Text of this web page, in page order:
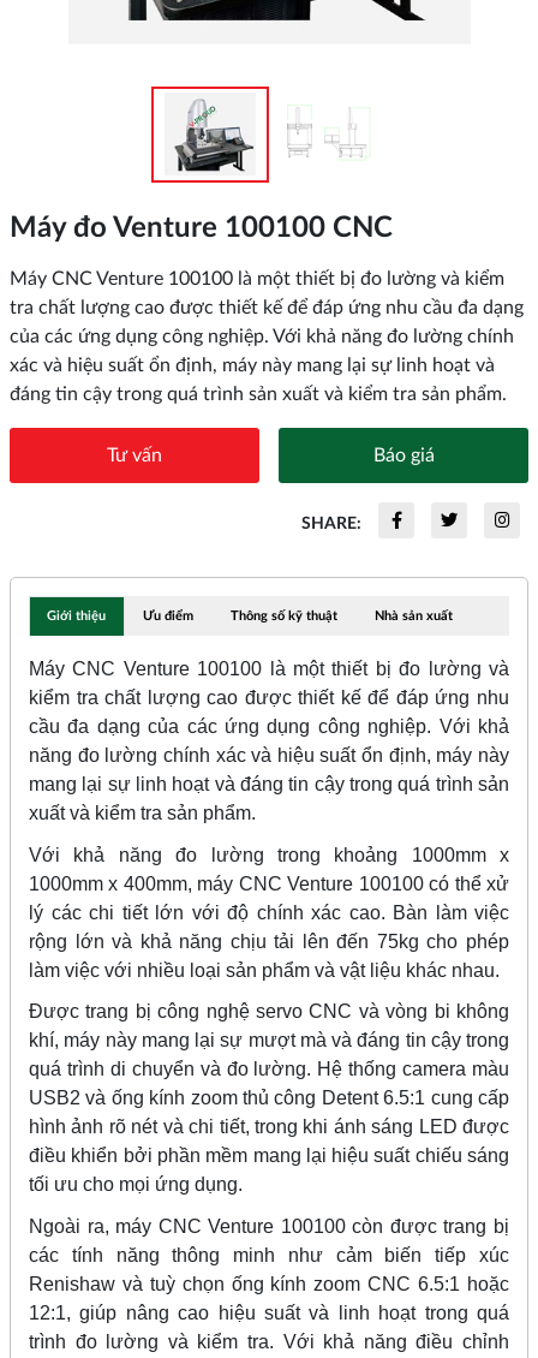
Máy đo Venture 100100 CNC
Máy CNC Venture 100100 là một thiết bị đo lường và kiểm
tra chất lượng cao được thiết kế để đáp ứng nhu cầu đa dạng
của các ứng dụng công nghiệp. Với khả năng đo lường chính
xác và hiệu suất ổn định, máy này mang lại sự linh hoạt và
đáng tin cậy trong quá trình sản xuất và kiểm tra sản phẩm.
Tư vấn Báo giá
SHARE:
Giới thiệu Ưu điểm Thông số kỹ thuật Nhà sản xuất
Máy CNC Venture 100100 là một thiết bị đo lường và
kiểm tra chất lượng cao được thiết kế để đáp ứng nhu
cầu đa dạng của các ứng dụng công nghiệp. Với khả
năng đo lường chính xác và hiệu suất ổn định, máy này
mang lại sự linh hoạt và đáng tin cậy trong quá trình sản
xuất và kiểm tra sản phẩm.
Với khả năng đo lường trong khoảng 1000mm x
1000mm x 400mm, máy CNC Venture 100100 có thể xử
lý các chi tiết lớn với độ chính xác cao. Bàn làm việc
rộng lớn và khả năng chịu tải lên đến 75kg cho phép
làm việc với nhiều loại sản phẩm và vật liệu khác nhau.
Được trang bị công nghệ servo CNC và vòng bi không
khí, máy này mang lại sự mượt mà và đáng tin cậy trong
quá trình di chuyển và đo lường. Hệ thống camera màu
USB2 và ống kính zoom thủ công Detent 6.5:1 cung cấp
hình ảnh rõ nét và chi tiết, trong khi ánh sáng LED được
điều khiển bởi phần mềm mang lại hiệu suất chiếu sáng
tối ưu cho mọi ứng dụng.
Ngoài ra, máy CNC Venture 100100 còn được trang bị
các tính năng thông minh như cảm biến tiếp xúc
Renishaw và tuỳ chọn ống kính zoom CNC 6.5:1 hoặc
12:1, giúp nâng cao hiệu suất và linh hoạt trong quá
trình đo lường và kiểm tra. Với khả năng điều chỉnh